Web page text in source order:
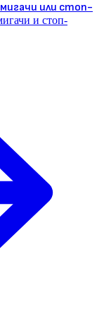
или стоп-
и стоп-